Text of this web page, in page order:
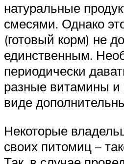
натуральные
смесями. Однако
(готовый корм) не
единственным.
периодически
разные витамины
виде
Некоторые
своих питомиц –